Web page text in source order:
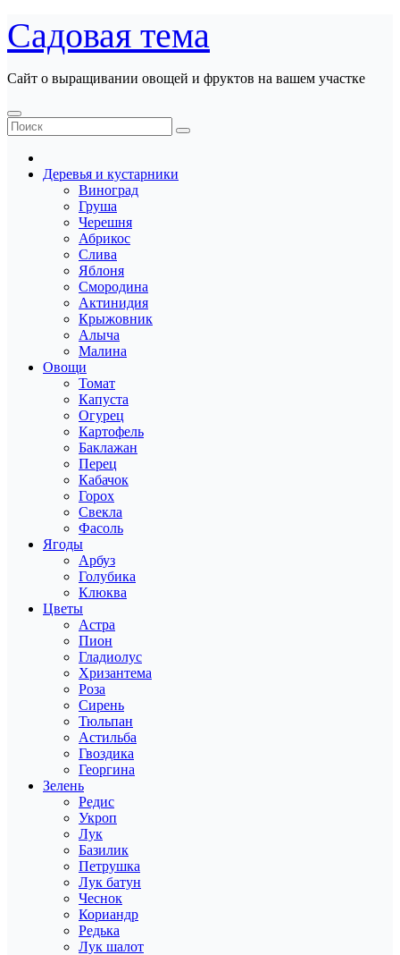
Перейти
к
содержанию
Садовая тема
Сайт о выращивании овощей и фруктов на вашем участке
Деревья и кустарники
Виноград
Груша
Черешня
Абрикос
Слива
Яблоня
Смородина
Актинидия
Крыжовник
Алыча
Малина
Овощи
Томат
Капуста
Огурец
Картофель
Баклажан
Перец
Кабачок
Горох
Свекла
Фасоль
Ягоды
Арбуз
Голубика
Клюква
Цветы
Астра
Пион
Гладиолус
Хризантема
Роза
Сирень
Тюльпан
Астильба
Гвоздика
Георгина
Зелень
Редис
Укроп
Лук
Базилик
Петрушка
Лук батун
Чеснок
Кориандр
Редька
Лук шалот